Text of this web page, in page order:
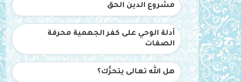
مشروع الدين الحق
أدلة الوحي على كفر الجهمية محرفة
الصفات
هل الله تعالى يتحرَّك؟